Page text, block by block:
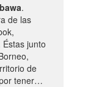
.
de las
junto
de
tener…